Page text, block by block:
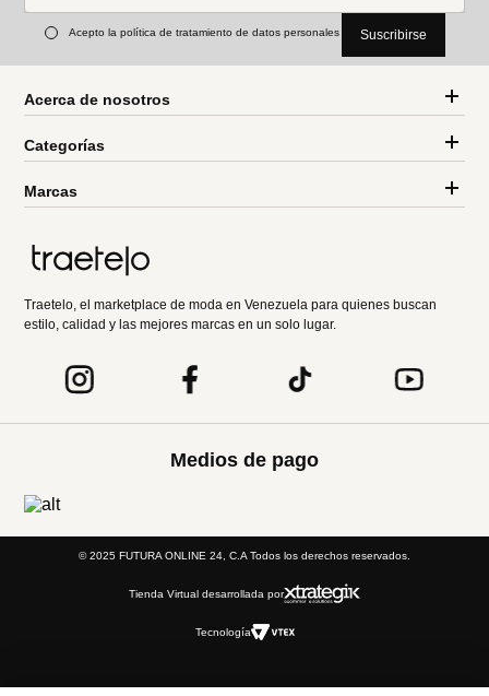
Acepto la política de tratamiento de datos personales Suscribirse
Acerca de nosotros
Categorías
Marcas
Traetelo, el marketplace de moda en Venezuela para quienes buscan
estilo, calidad y las mejores marcas en un solo lugar.
Medios de pago
© 2025 FUTURA ONLINE 24, C.A Todos los derechos reservados.
Tienda Virtual desarrollada por
Tecnología